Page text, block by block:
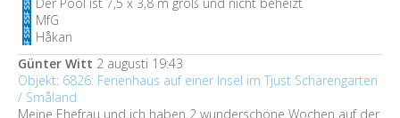
MfG
Håkan
Günter Witt 2 augusti 19:43
Objekt: 6826: Ferienhaus auf einer Insel im Tjust Schärengarten
/ Småland
Meine Ehefrau und ich haben 2 wunderschöne Wochen auf der